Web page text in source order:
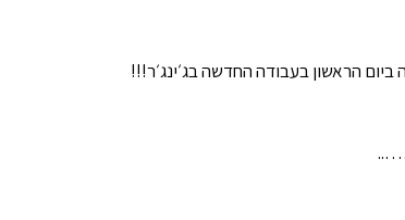
הראשון בעבודה החדשה בג׳ינג׳ר!!!